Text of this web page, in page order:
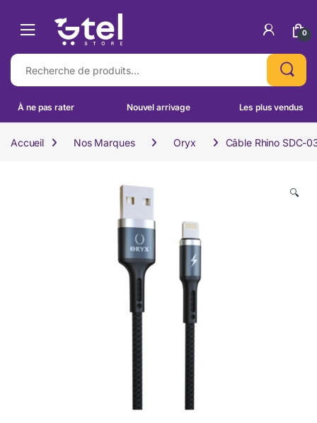
0
Recherche pour :
À ne pas rater Nouvel arrivage Les plus vendus
Accueil Nos Marques Oryx Câble Rhino SDC-
🔍